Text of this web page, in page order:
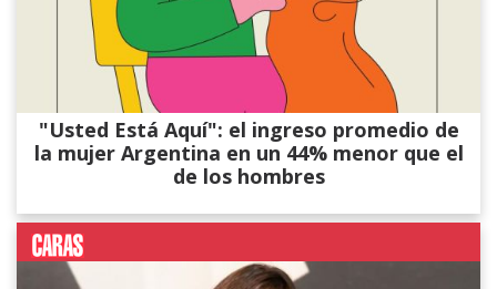
"Usted Está Aquí": el ingreso promedio de
la mujer Argentina en un 44% menor que el
de los hombres